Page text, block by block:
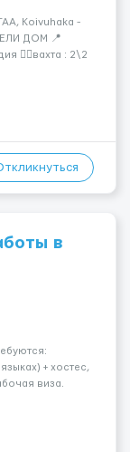
Koivuhaka -
ДОМ 📍
👌🏻вахта : 2\2
📞
в
+ хостеc,
виза.
зарплат...